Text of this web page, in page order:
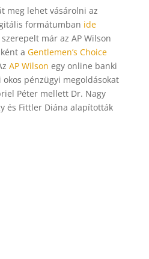
meg lehet vásárolni az
formátumban ide
már az AP Wilson
a Gentlemen’s Choice
AP Wilson egy online banki
pénzügyi megoldásokat
Péter mellett Dr. Nagy
és Fittler Diána alapították